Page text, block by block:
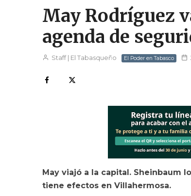
May Rodríguez
agenda de
Staff | El Tabasqueño El Poder en Tabasco
May viajó a la capital. Sheinbaum
tiene efectos en Villahermosa.